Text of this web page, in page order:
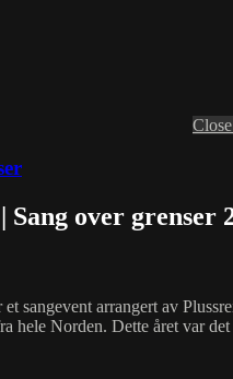
Close
Sang over grenser
et sangevent arrangert av
hele Norden. Dette året var